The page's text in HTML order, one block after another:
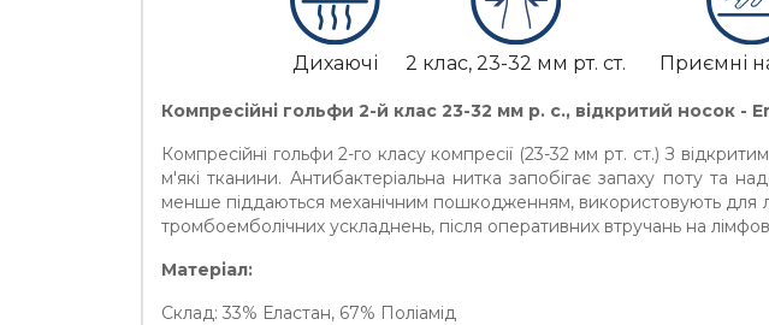
Дихаючі 2 клас, 23-32 мм рт. ст. Приємні
Компресійні гольфи 2-й клас 23-32 мм р. с., відкритий носок -
Компресійні гольфи 2-го класу компресії (23-32 мм рт. ст.) З
м'які тканини. Антибактеріальна нитка запобігає запаху поту та
менше піддаються механічним пошкодженням, використовують для
тромбоемболічних ускладнень, після оперативних втручань на
Матеріал:
Склад: 33% Еластан, 67% Поліамід